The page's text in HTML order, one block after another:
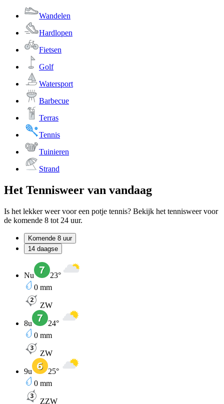
Wandelen
Hardlopen
Fietsen
Golf
Watersport
Barbecue
Terras
Tennis
Tuinieren
Strand
Het Tennisweer van vandaag
Is het lekker weer voor een potje tennis? Bekijk het tennisweer voor
de komende 8 tot 24 uur.
Komende 8 uur
14 daagse
Nu 23°
0 mm
ZW
8u 24°
0 mm
ZW
9u 25°
0 mm
ZZW